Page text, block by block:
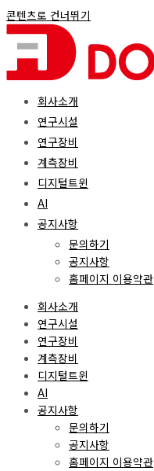
콘텐츠로 건너뛰기
회사소개
연구시설
연구장비
계측장비
디지털트윈
AI
공지사항
문의하기
공지사항
홈페이지 이용약관
회사소개
연구시설
연구장비
계측장비
디지털트윈
AI
공지사항
문의하기
공지사항
홈페이지 이용약관